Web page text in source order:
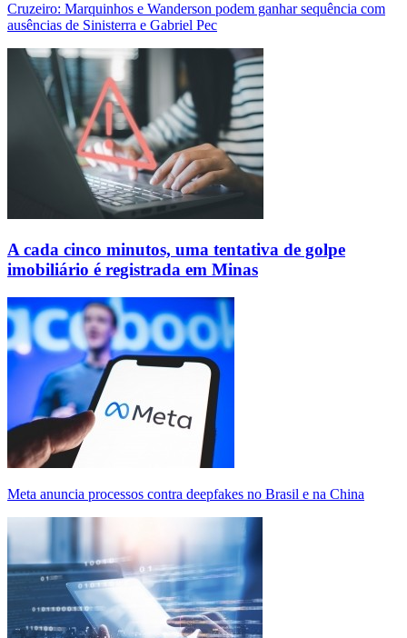
Cruzeiro: Marquinhos e Wanderson podem ganhar sequência com
ausências de Sinisterra e Gabriel Pec
A cada cinco minutos, uma tentativa de golpe
imobiliário é registrada em Minas
Meta anuncia processos contra deepfakes no Brasil e na China